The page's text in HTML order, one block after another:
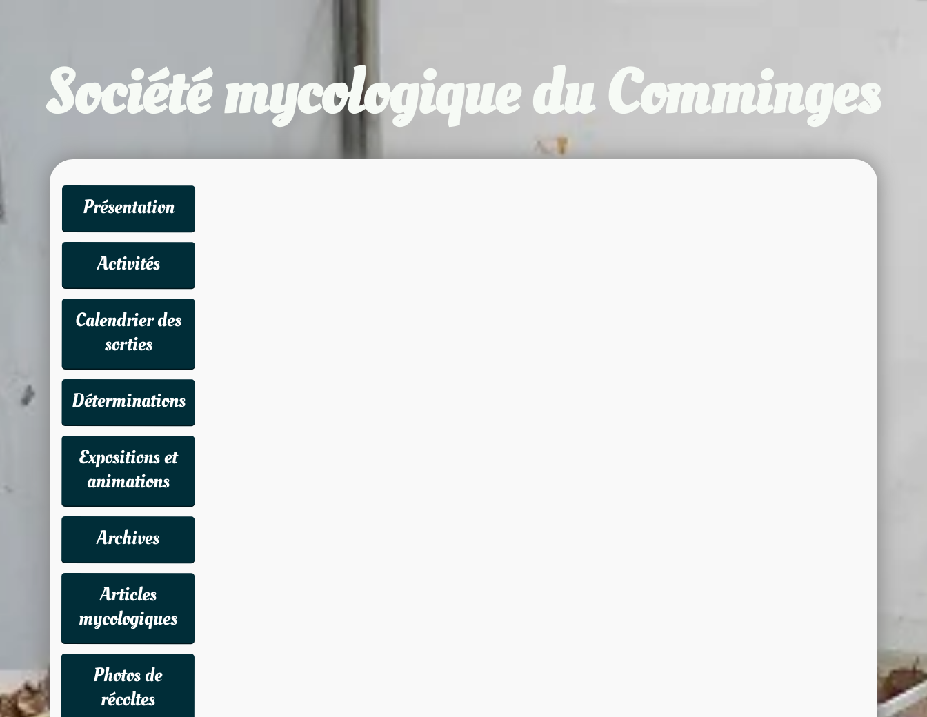
Société mycologique du Comminges
Présentation
Activités
Calendrier des
sorties
Déterminations
Expositions et
animations
Archives
Articles
mycologiques
Photos de
récoltes